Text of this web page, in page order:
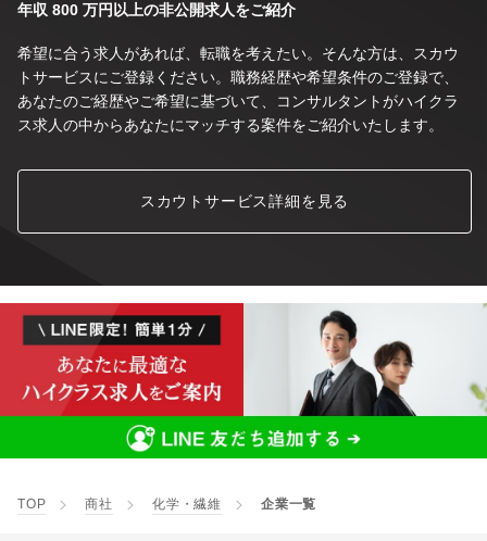
年収 800 万円以上の非公開求人をご紹介
希望に合う求人があれば、転職を考えたい。そんな方は、スカウ
トサービスにご登録ください。職務経歴や希望条件のご登録で、
あなたのご経歴やご希望に基づいて、コンサルタントがハイクラ
ス求人の中からあなたにマッチする案件をご紹介いたします。
スカウトサービス詳細を見る
TOP 商社 化学・繊維 企業一覧